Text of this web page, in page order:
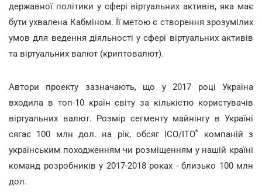
державної політики у сфері віртуальних активів, яка має
бути ухвалена Кабміном. Її метою є створення зрозумілих
умов для ведення діяльності у сфері віртуальних активів
та віртуальних валют (криптовалют).
Автори проекту зазначають, що у 2017 році Україна
входила в топ-10 країн світу за кількістю користувачів
віртуальних валют. Розмір сегменту майнінгу в Україні
сягає 100 млн дол. на рік, обсяг ICO/ITO*
компаній з
українським походженням чи розміщенням у нашій країні
команд розробників у 2017-2018 роках - близько 100 млн
дол.